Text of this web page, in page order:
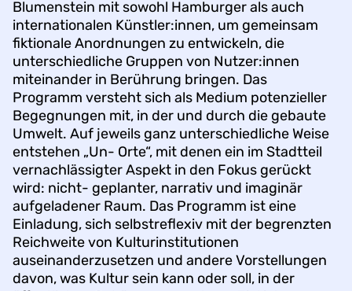
Blumenstein mit sowohl Hamburger als auch
internationalen Künstler:innen, um gemeinsam
fiktionale Anordnungen zu entwickeln, die
unterschiedliche Gruppen von Nutzer:innen
miteinander in Berührung bringen. Das
Programm versteht sich als Medium potenzieller
Begegnungen mit, in der und durch die gebaute
Umwelt. Auf jeweils ganz unterschiedliche Weise
entstehen „Un- Orte“, mit denen ein im Stadtteil
vernachlässigter Aspekt in den Fokus gerückt
wird: nicht- geplanter, narrativ und imaginär
aufgeladener Raum. Das Programm ist eine
Einladung, sich selbstreflexiv mit der begrenzten
Reichweite von Kulturinstitutionen
auseinanderzusetzen und andere Vorstellungen
davon, was Kultur sein kann oder soll, in der